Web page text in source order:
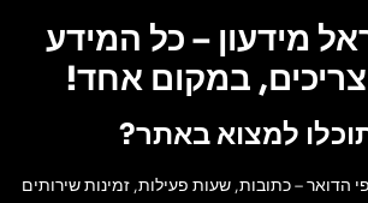
מידעון – כל המידע
במקום אחד!
למצוא באתר?
הדואר– כתובות, שעות פעילות, זמינות שירותים